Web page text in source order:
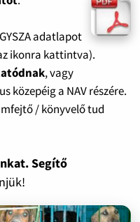
adatlapot
ikonra kattintva).
, vagy
közepéig a NAV részére.
/ könyvelő tud
Segítő